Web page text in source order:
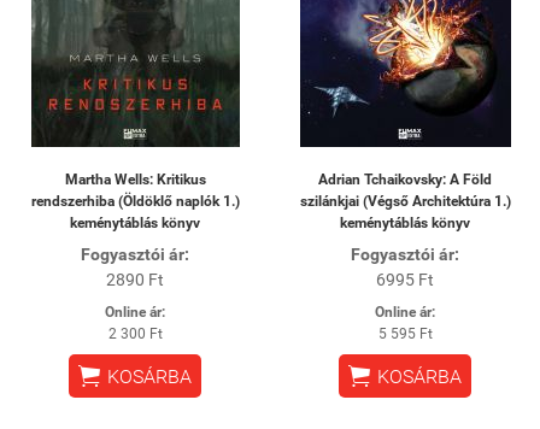
Martha Wells: Kritikus
rendszerhiba (Öldöklő naplók 1.)
keménytáblás könyv
Fogyasztói ár:
2890 Ft
Online ár:
2 300 Ft
 KOSÁRBA
Adrian Tchaikovsky: A Föld
szilánkjai (Végső Architektúra 1.)
keménytáblás könyv
Fogyasztói ár:
6995 Ft
Online ár:
5 595 Ft
 KOSÁRBA